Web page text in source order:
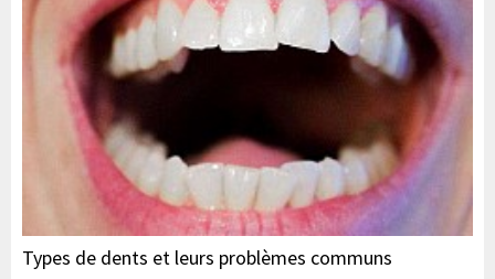
Types de dents et leurs problèmes communs